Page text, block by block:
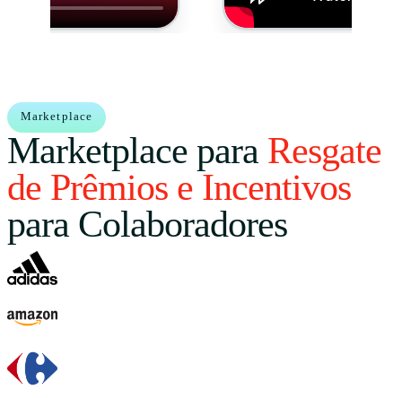
Marketplace
Marketplace para Resgate
de Prêmios e Incentivos
para Colaboradores